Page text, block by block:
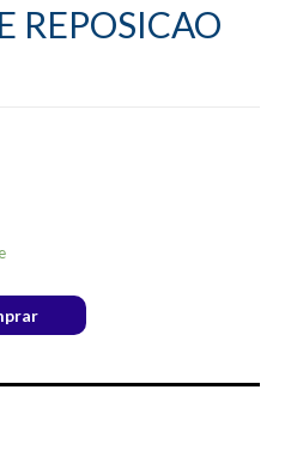
REPOSICAO